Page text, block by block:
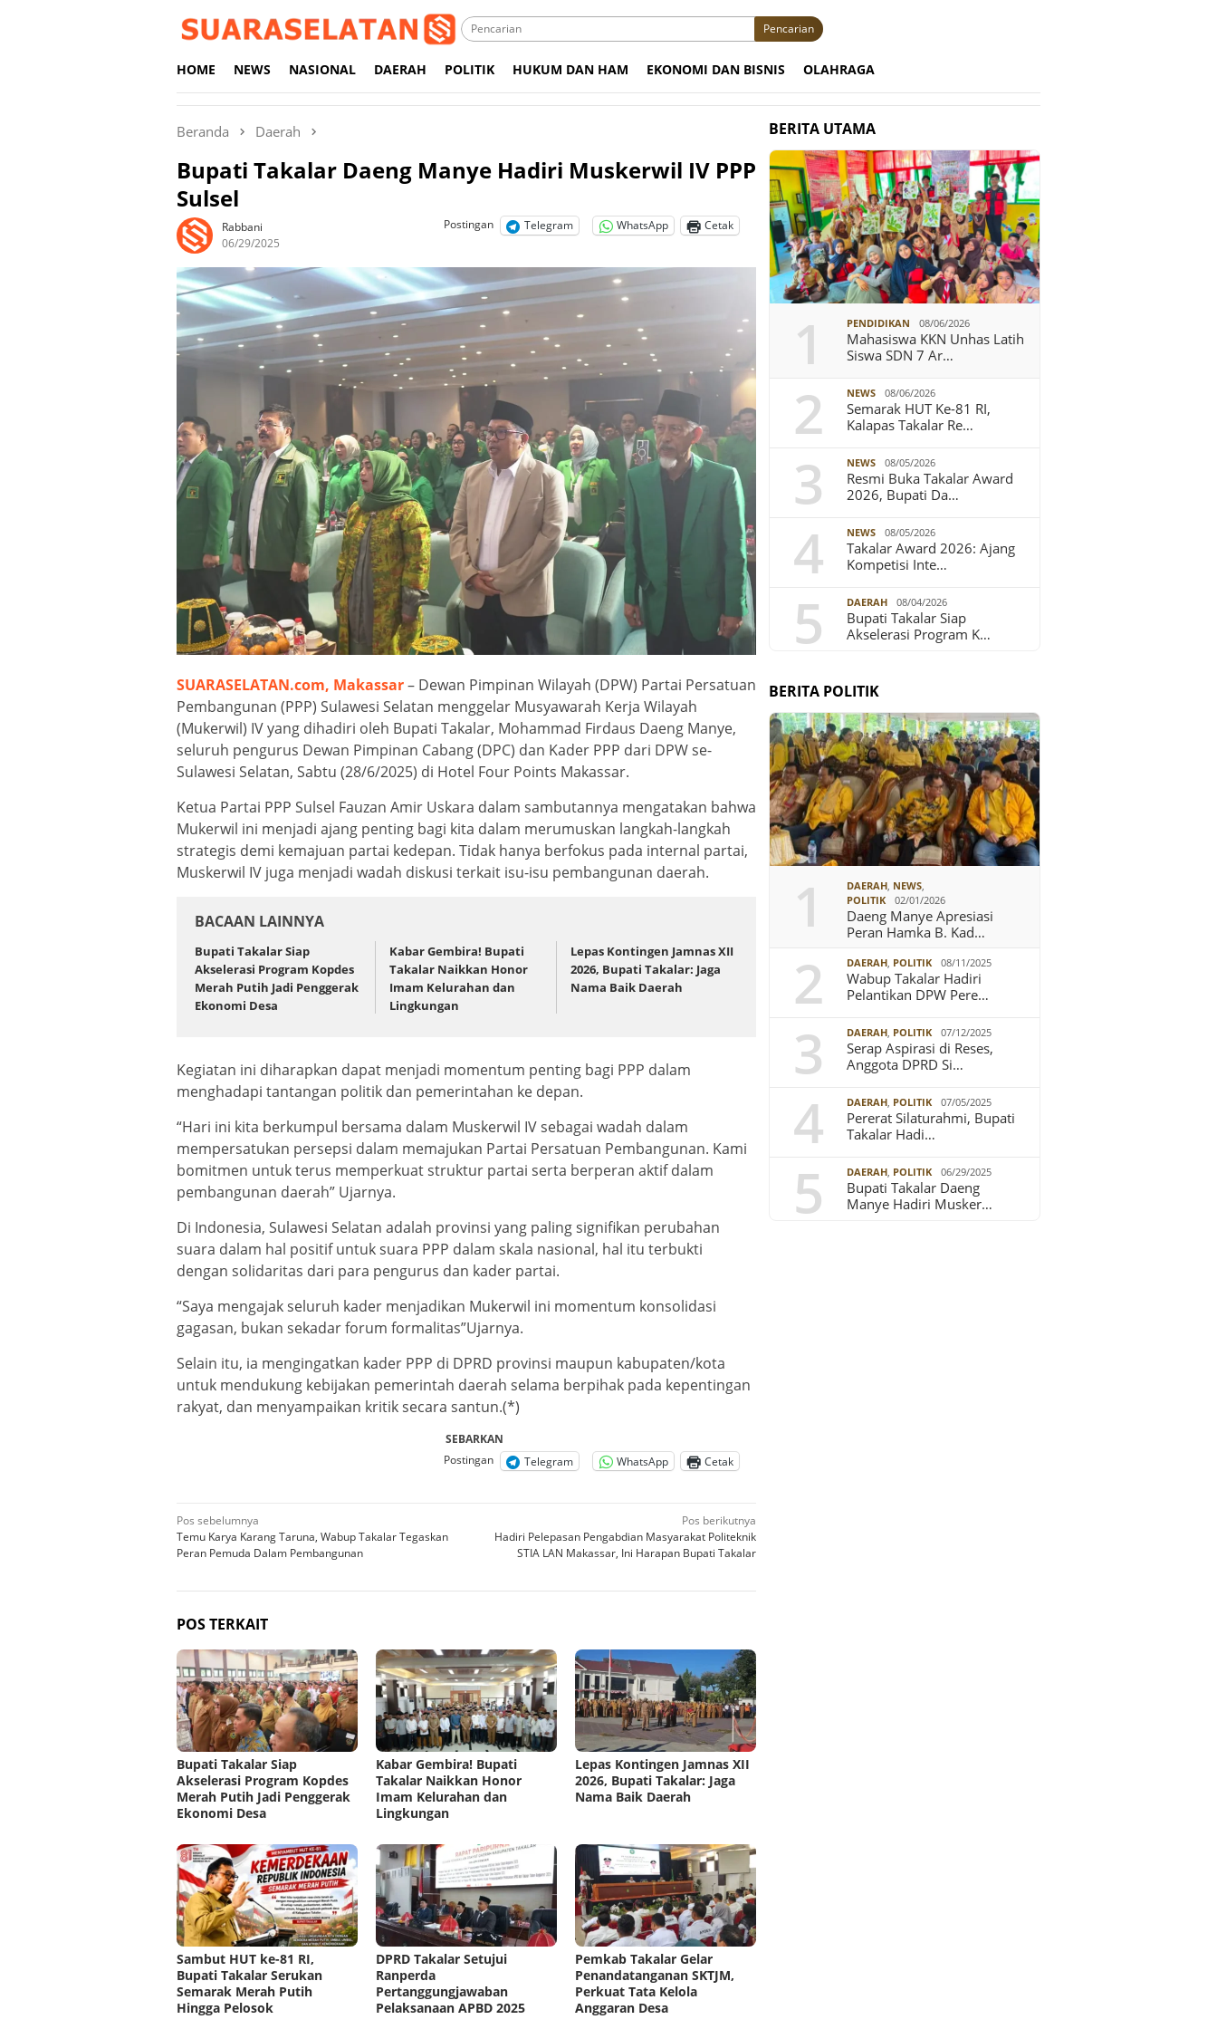
Pencarian
HOME NEWS NASIONAL DAERAH POLITIK HUKUM DAN HAM EKONOMI DAN BISNIS OLAHRAGA
Beranda Daerah
Bupati Takalar Daeng Manye Hadiri Muskerwil IV PPP
Sulsel
Rabbani
06/29/2025
Postingan Telegram WhatsApp Cetak
SUARASELATAN.com, Makassar– Dewan Pimpinan Wilayah (DPW) Partai Persatuan
Pembangunan (PPP) Sulawesi Selatan menggelar Musyawarah Kerja Wilayah
(Mukerwil) IV yang dihadiri oleh Bupati Takalar, Mohammad Firdaus Daeng Manye,
seluruh pengurus Dewan Pimpinan Cabang (DPC) dan Kader PPP dari DPW se-
Sulawesi Selatan, Sabtu (28/6/2025) di Hotel Four Points Makassar.
Ketua Partai PPP Sulsel Fauzan Amir Uskara dalam sambutannya mengatakan bahwa
Mukerwil ini menjadi ajang penting bagi kita dalam merumuskan langkah-langkah
strategis demi kemajuan partai kedepan. Tidak hanya berfokus pada internal partai,
Muskerwil IV juga menjadi wadah diskusi terkait isu-isu pembangunan daerah.
BACAAN LAINNYA
Bupati Takalar Siap
Akselerasi Program Kopdes
Merah Putih Jadi Penggerak
Ekonomi Desa
Kabar Gembira! Bupati
Takalar Naikkan Honor
Imam Kelurahan dan
Lingkungan
Lepas Kontingen Jamnas XII
2026, Bupati Takalar: Jaga
Nama Baik Daerah
Kegiatan ini diharapkan dapat menjadi momentum penting bagi PPP dalam
menghadapi tantangan politik dan pemerintahan ke depan.
“Hari ini kita berkumpul bersama dalam Muskerwil IV sebagai wadah dalam
mempersatukan persepsi dalam memajukan Partai Persatuan Pembangunan. Kami
bomitmen untuk terus memperkuat struktur partai serta berperan aktif dalam
pembangunan daerah” Ujarnya.
Di Indonesia, Sulawesi Selatan adalah provinsi yang paling signifikan perubahan
suara dalam hal positif untuk suara PPP dalam skala nasional, hal itu terbukti
dengan solidaritas dari para pengurus dan kader partai.
“Saya mengajak seluruh kader menjadikan Mukerwil ini momentum konsolidasi
gagasan, bukan sekadar forum formalitas”Ujarnya.
Selain itu, ia mengingatkan kader PPP di DPRD provinsi maupun kabupaten/kota
untuk mendukung kebijakan pemerintah daerah selama berpihak pada kepentingan
rakyat, dan menyampaikan kritik secara santun.(*)
SEBARKAN
Postingan
Telegram WhatsApp Cetak
Navigasi
pos
Pos sebelumnya
Temu Karya Karang Taruna, Wabup Takalar Tegaskan
Peran Pemuda Dalam Pembangunan
Pos berikutnya
Hadiri Pelepasan Pengabdian Masyarakat Politeknik
STIA LAN Makassar, Ini Harapan Bupati Takalar
POS TERKAIT
Bupati Takalar Siap
Akselerasi Program Kopdes
Merah Putih Jadi Penggerak
Ekonomi Desa
Kabar Gembira! Bupati
Takalar Naikkan Honor
Imam Kelurahan dan
Lingkungan
Lepas Kontingen Jamnas XII
2026, Bupati Takalar: Jaga
Nama Baik Daerah
Sambut HUT ke-81 RI,
Bupati Takalar Serukan
Semarak Merah Putih
Hingga Pelosok
DPRD Takalar Setujui
Ranperda
Pertanggungjawaban
Pelaksanaan APBD 2025
Pemkab Takalar Gelar
Penandatanganan SKTJM,
Perkuat Tata Kelola
Anggaran Desa
BERITA UTAMA
1 PENDIDIKAN 08/06/2026
Mahasiswa KKN Unhas Latih
Siswa SDN 7 Ar…
2 NEWS 08/06/2026
Semarak HUT Ke-81 RI,
Kalapas Takalar Re…
3 NEWS 08/05/2026
Resmi Buka Takalar Award
2026, Bupati Da…
4 NEWS 08/05/2026
Takalar Award 2026: Ajang
Kompetisi Inte…
5 DAERAH 08/04/2026
Bupati Takalar Siap
Akselerasi Program K…
BERITA POLITIK
1 DAERAH, NEWS,
POLITIK
02/01/2026
Daeng Manye Apresiasi
Peran Hamka B. Kad…
2 DAERAH, POLITIK 08/11/2025
Wabup Takalar Hadiri
Pelantikan DPW Pere…
3 DAERAH, POLITIK 07/12/2025
Serap Aspirasi di Reses,
Anggota DPRD Si…
4 DAERAH, POLITIK 07/05/2025
Pererat Silaturahmi, Bupati
Takalar Hadi…
5 DAERAH, POLITIK 06/29/2025
Bupati Takalar Daeng
Manye Hadiri Musker…